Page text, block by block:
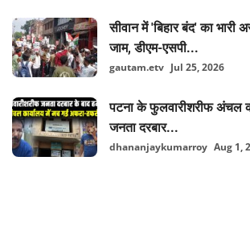
सीवान में 'बिहार बंद' का भारी
जाम, डीएम-एसपी...
gautam.etv Jul 25, 2026
पटना के फुलवारीशरीफ अंचल
जनता दरबार...
dhananjaykumarroy Aug 1,